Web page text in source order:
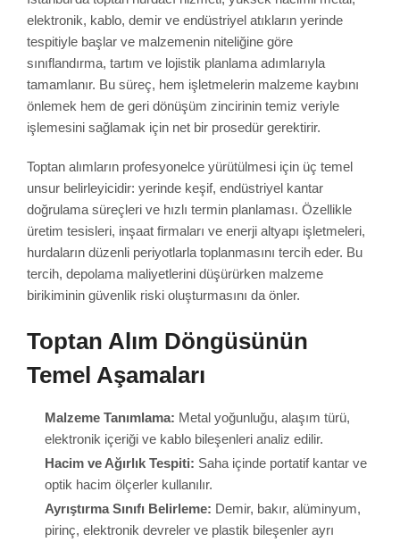
elektronik, kablo, demir ve endüstriyel atıkların yerinde
tespitiyle başlar ve malzemenin niteliğine göre
sınıflandırma, tartım ve lojistik planlama adımlarıyla
tamamlanır. Bu süreç, hem işletmelerin malzeme kaybını
önlemek hem de geri dönüşüm zincirinin temiz veriyle
işlemesini sağlamak için net bir prosedür gerektirir.
Toptan alımların profesyonelce yürütülmesi için üç temel
unsur belirleyicidir: yerinde keşif, endüstriyel kantar
doğrulama süreçleri ve hızlı termin planlaması. Özellikle
üretim tesisleri, inşaat firmaları ve enerji altyapı işletmeleri,
hurdaların düzenli periyotlarla toplanmasını tercih eder. Bu
tercih, depolama maliyetlerini düşürürken malzeme
birikiminin güvenlik riski oluşturmasını da önler.
Toptan Alım Döngüsünün
Temel Aşamaları
Malzeme Tanımlama: Metal yoğunluğu, alaşım türü,
elektronik içeriği ve kablo bileşenleri analiz edilir.
Hacim ve Ağırlık Tespiti: Saha içinde portatif kantar ve
optik hacim ölçerler kullanılır.
Ayrıştırma Sınıfı Belirleme: Demir, bakır, alüminyum,
pirinç, elektronik devreler ve plastik bileşenler ayrı